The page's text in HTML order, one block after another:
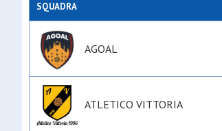
SQUADRA
AGOAL
ATLETICO VITTORIA